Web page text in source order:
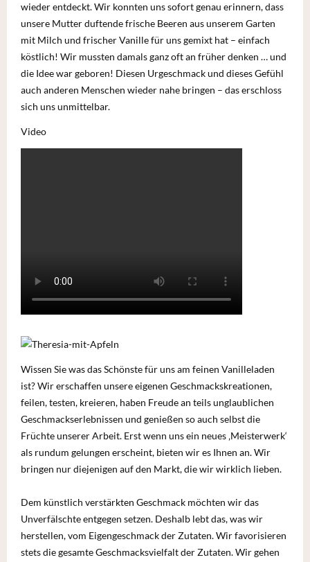
wieder entdeckt. Wir konnten uns sofort genau erinnern, dass
unsere Mutter duftende frische Beeren aus unserem Garten
mit Milch und frischer Vanille für uns gemixt hat – einfach
köstlich! Wir mussten damals ganz oft an früher denken … und
die Idee war geboren! Diesen Urgeschmack und dieses Gefühl
auch anderen Menschen wieder nahe bringen – das erschloss
sich uns unmittelbar.
Video
Wissen Sie was das Schönste für uns am feinen Vanilleladen
ist? Wir erschaffen unsere eigenen Geschmackskreationen,
feilen, testen, kreieren, haben Freude an teils unglaublichen
Geschmackserlebnissen und genießen so auch selbst die
Früchte unserer Arbeit. Erst wenn uns ein neues ‚Meisterwerk‘
als rundum gelungen erscheint, bieten wir es Ihnen an. Wir
bringen nur diejenigen auf den Markt, die wir wirklich lieben.
Dem künstlich verstärkten Geschmack möchten wir das
Unverfälschte entgegen setzen. Deshalb lebt das, was wir
herstellen, vom Eigengeschmack der Zutaten. Wir favorisieren
stets die gesamte Geschmacksvielfalt der Zutaten. Wir gehen